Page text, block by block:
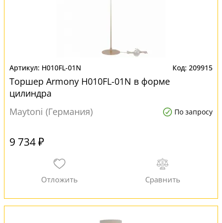
H010FL-01N 209915
Торшер Armony H010FL-01N в форме
цилиндра
Maytoni (Германия)
По запросу
9 734 ₽